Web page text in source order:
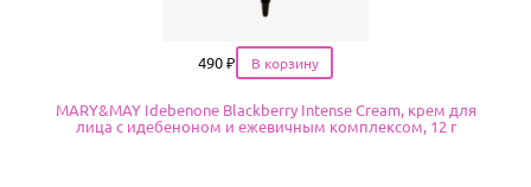
Цена
490 ₽
MARY&MAY Idebenone Blackberry Intense Cream, крем для
лица с идебеноном и ежевичным комплексом, 12 г